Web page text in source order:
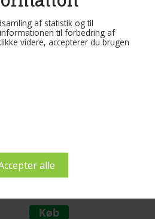
af statistik og til
til forbedring af
videre, accepterer du brugen
Varenr. Tt604.4p
Outdoor Stof
Turkis og grøn og beige stribet
Blødt og comfort rigtigt materiale til
Læs mere...